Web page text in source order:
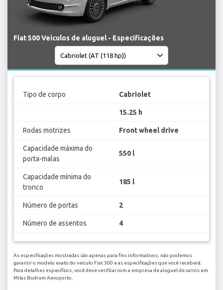
Fiat 500 Veículos de aluguel - Especificações
Tipo de corpo Cabriolet
15.25 h
Rodas motrizes Front wheel drive
Capacidade máxima do
porta-malas
550 l
Capacidade mínima do
tronco
185 l
Número de portas 2
Número de assentos 4
As especificações mostradas são apenas para fins informativos, não podemos
garantir o modelo exato do veículo Fiat 500 e as especificações que você receberá.
Para detalhes específicos, você deve verificar com a empresa de aluguel de carros em
Milas Bodrum Aeroporto.